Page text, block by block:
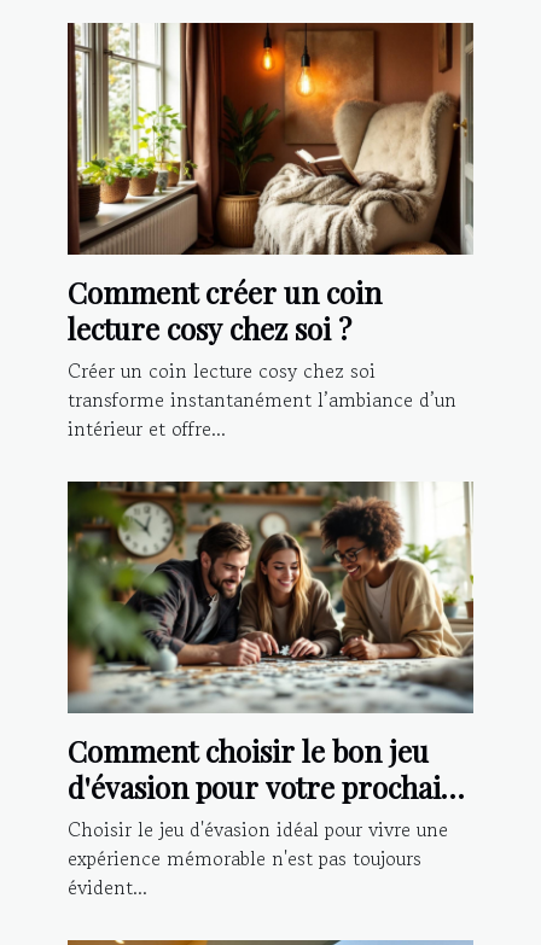
Comment créer un coin
lecture cosy chez soi ?
Créer un coin lecture cosy chez soi
transforme instantanément l’ambiance d’un
intérieur et offre...
Comment choisir le bon jeu
d'évasion pour votre prochaine
aventure ?
Choisir le jeu d'évasion idéal pour vivre une
expérience mémorable n'est pas toujours
évident...